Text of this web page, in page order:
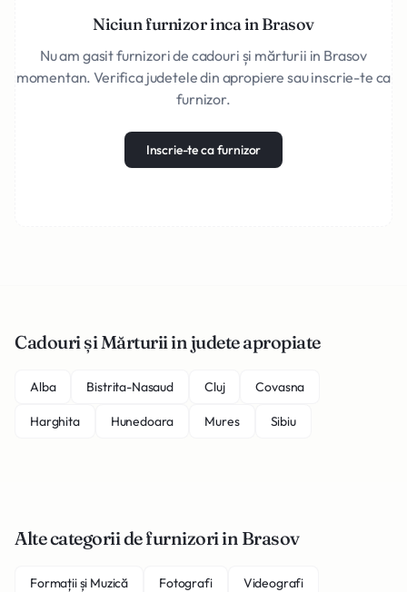
Niciun furnizor inca in Brasov
Nu am gasit furnizori de cadouri și mărturii in Brasov
momentan. Verifica judetele din apropiere sau inscrie-te ca
furnizor.
Inscrie-te ca furnizor
Cadouri și Mărturii in judete apropiate
Alba Bistrita-Nasaud Cluj Covasna
Harghita Hunedoara Mures Sibiu
Alte categorii de furnizori in Brasov
Formații și Muzică Fotografi Videografi